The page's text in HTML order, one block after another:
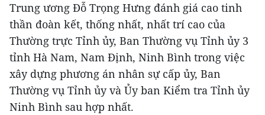
Trung ương Đỗ Trọng Hưng đánh giá cao tinh
thần đoàn kết, thống nhất, nhất trí cao của
Thường trực Tỉnh ủy, Ban Thường vụ Tỉnh ủy 3
tỉnh Hà Nam, Nam Định, Ninh Bình trong việc
xây dựng phương án nhân sự cấp ủy, Ban
Thường vụ Tỉnh ủy và Ủy ban Kiểm tra Tỉnh ủy
Ninh Bình sau hợp nhất.